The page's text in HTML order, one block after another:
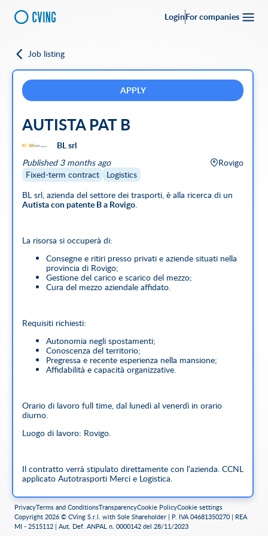
LoginFor companies
Full-time Full Remote CVing Referral
City
Featured companies
Go back
Job listing
APPLY
AUTISTA PAT B
BL srl
Published 3 months ago
Rovigo
Fixed-term contract
Logistics
BL srl, azienda del settore dei trasporti, è alla ricerca di un
Autista con patente B a Rovigo.
La risorsa si occuperà di:
Consegne e ritiri presso privati e aziende situati nella
provincia di Rovigo;
Gestione del carico e scarico del mezzo;
Cura del mezzo aziendale affidato.
Requisiti richiesti:
Autonomia negli spostamenti;
Conoscenza del territorio;
Pregressa e recente esperienza nella mansione;
Affidabilità e capacità organizzative.
Orario di lavoro full time, dal lunedì al venerdì in orario
diurno.
Luogo di lavoro: Rovigo.
Il contratto verrà stipulato direttamente con l’azienda. CCNL
applicato Autotrasporti Merci e Logistica.
Company
La nostra missione è quella di offrire un servizio completo
PrivacyTerms and ConditionsTransparencyCookie PolicyCookie settings
Copyright 2026 © CVing S.r.l. with Sole Shareholder | P. IVA 04681350270 | REA
MI - 2515112 | Aut. Def. ANPAL n. 0000142 del 28/11/2023